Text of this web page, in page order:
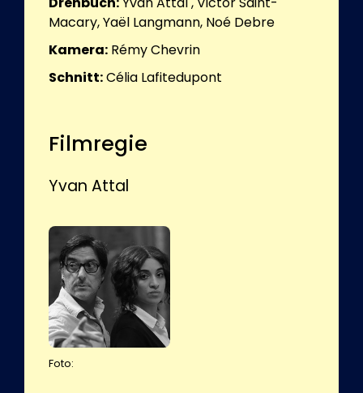
Macary, Yaël Langmann, Noé Debre
Kamera: Rémy Chevrin
Schnitt:Célia Lafitedupont
Filmregie
Yvan Attal
Foto: